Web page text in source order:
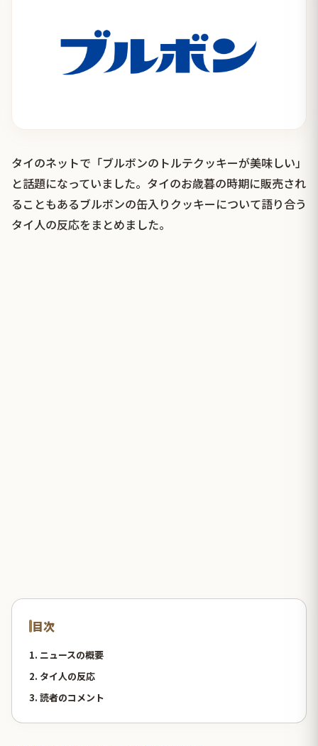
タイのネットで「ブルボンのトルテクッキーが美味しい」
と話題になっていました。タイのお歳暮の時期に販売され
ることもあるブルボンの缶入りクッキーについて語り合う
タイ人の反応をまとめました。
目次
1. ニュースの概要
2. タイ人の反応
3. 読者のコメント